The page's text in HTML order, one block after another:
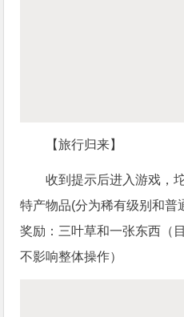
【旅行归来】
收到提示后进入游戏，
特产物品(分为稀有级别和普
奖励：三叶草和一张东西（
不影响整体操作）